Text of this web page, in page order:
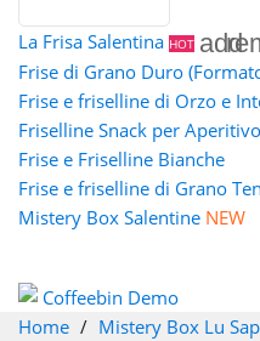
La Frisa Salentina HOT add
Frise di Grano Duro
Frise e friselline di Orzo e
Friselline Snack per Aperitivo
Frise e Friselline Bianche
Frise e friselline di Grano
Mistery Box Salentine NEW
Home Mistery Box Lu